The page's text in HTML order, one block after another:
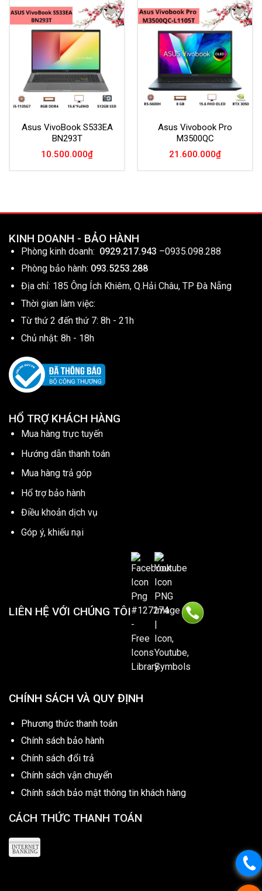
Add to
Wishlist
Asus VivoBook S533EA
BN293T
10.500.000₫
Add to
Wishlist
Asus Vivobook Pro
M3500QC
21.600.000₫
KINH DOANH - BẢO HÀNH
Phòng kinh doanh: 0929.217.943 –0935.098.288
Phòng bảo hành: 093.5253.288
Địa chỉ: 185 Ông Ích Khiêm, Q.Hải Châu, TP Đà Nẵng
Thời gian làm việc:
Từ thứ 2 đến thứ 7: 8h - 21h
Chủ nhật: 8h - 18h
HỔ TRỢ KHÁCH HÀNG
Mua hàng trực tuyến
Hướng dẫn thanh toán
Mua hàng trả góp
Hổ trợ bảo hành
Điều khoản dịch vụ
Góp ý, khiếu nại
LIÊN HỆ VỚI CHÚNG TÔI
CHÍNH SÁCH VÀ QUY ĐỊNH
Phương thức thanh toán
Chính sách bảo hành
Chính sách đổi trả
Chính sách vận chuyển
Chính sách bảo mật thông tin khách hàng
CÁCH THỨC THANH TOÁN